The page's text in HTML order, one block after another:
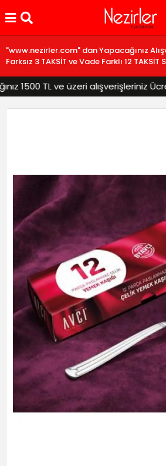
"www.nezirler.com" dan Yapacağınız
Farksız 3 TAKSİT ve Vade Farklı 12 TAKSİT
1500 TL ve üzeri alışverişleriniz